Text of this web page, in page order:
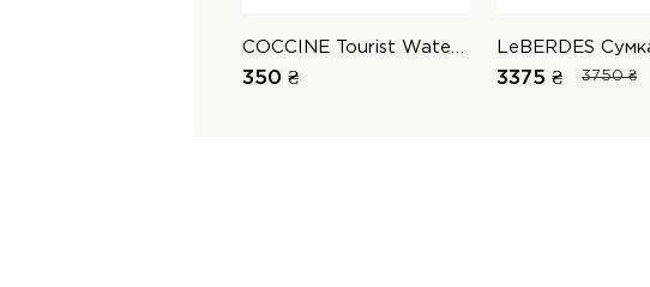
350 ₴
LeBERDES
3375 ₴ 3750 ₴